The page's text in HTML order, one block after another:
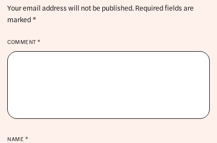
Your email address will not be published. Required fields are
marked *
COMMENT*
NAME *